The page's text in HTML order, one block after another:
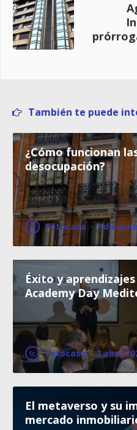
También te puede
¿Cómo funcionan
desocupación?
Fotocasa · 7
Éxito y
Academy Day
Fotocasa · 2 abril
El metaverso y su
mercado